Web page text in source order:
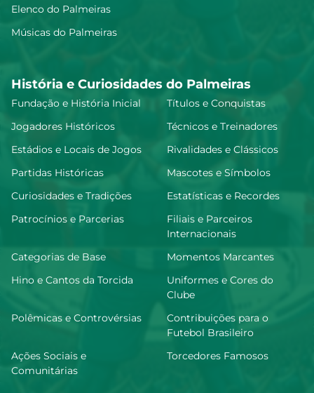
Elenco do Palmeiras
Músicas do Palmeiras
História e Curiosidades do Palmeiras
Fundação e História Inicial
Títulos e Conquistas
Jogadores Históricos
Técnicos e Treinadores
Estádios e Locais de Jogos
Rivalidades e Clássicos
Partidas Históricas
Mascotes e Símbolos
Curiosidades e Tradições
Estatísticas e Recordes
Patrocínios e Parcerias
Filiais e Parceiros
Internacionais
Categorias de Base
Momentos Marcantes
Hino e Cantos da Torcida
Uniformes e Cores do
Clube
Polêmicas e Controvérsias
Contribuições para o
Futebol Brasileiro
Ações Sociais e
Comunitárias
Torcedores Famosos